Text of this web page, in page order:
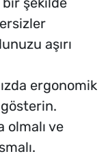
aşırı
ergonomik
olmalı ve